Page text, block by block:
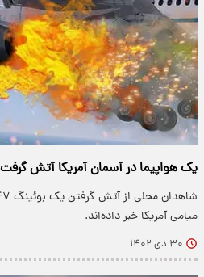
یک هواپیما در آسمان آمریکا آتش
میامی آمریکا خبر داده‌اند.
۳۰ دی ۱۴۰۲